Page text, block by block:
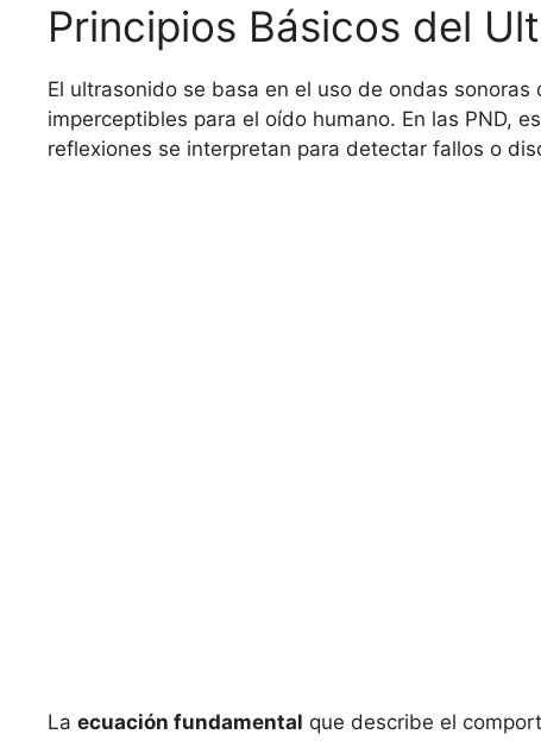
Principios Básicos del
El ultrasonido se basa en el uso de ondas
imperceptibles para el oído humano. En las PND,
reflexiones se interpretan para detectar fallos o
La ecuación fundamental que describe el